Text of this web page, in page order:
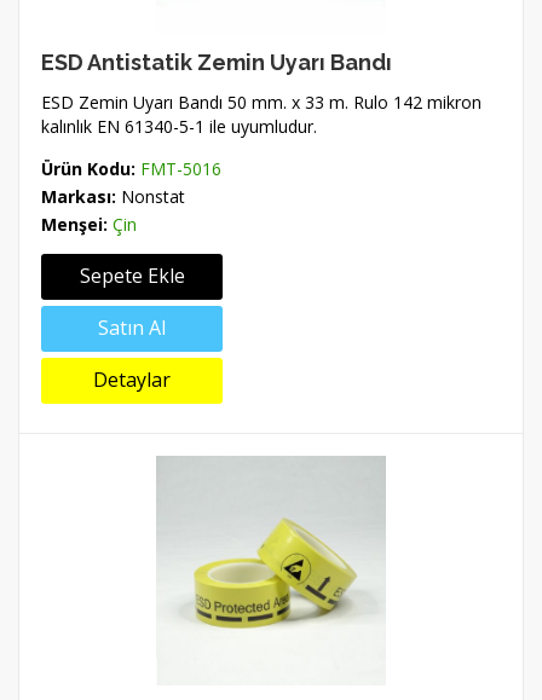
ESD Antistatik Zemin Uyarı Bandı
ESD Zemin Uyarı Bandı 50 mm. x 33 m. Rulo 142 mikron
kalınlık EN 61340-5-1 ile uyumludur.
Ürün Kodu: FMT-5016
Markası: Nonstat
Menşei: Çin
Sepete Ekle
Satın Al
Detaylar